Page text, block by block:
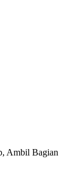
Ambil Bagian